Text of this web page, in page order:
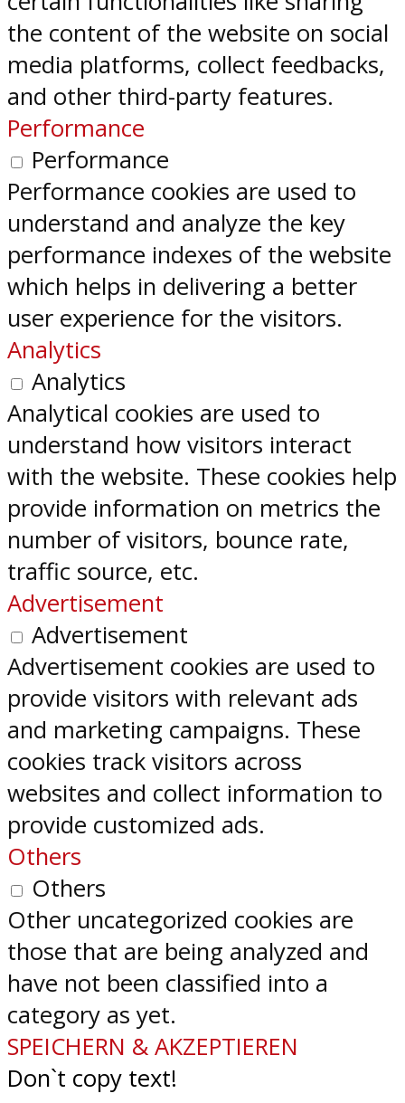
the content of the website on social
media platforms, collect feedbacks,
and other third-party features.
Performance
Performance
Performance cookies are used to
understand and analyze the key
performance indexes of the website
which helps in delivering a better
user experience for the visitors.
Analytics
Analytics
Analytical cookies are used to
understand how visitors interact
with the website. These cookies help
provide information on metrics the
number of visitors, bounce rate,
traffic source, etc.
Advertisement
Advertisement
Advertisement cookies are used to
provide visitors with relevant ads
and marketing campaigns. These
cookies track visitors across
websites and collect information to
provide customized ads.
Others
Others
Other uncategorized cookies are
those that are being analyzed and
have not been classified into a
category as yet.
SPEICHERN & AKZEPTIEREN
Don`t copy text!